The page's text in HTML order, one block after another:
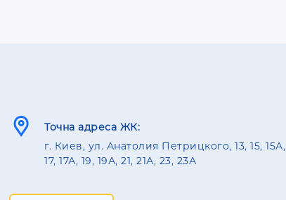
Точна адреса ЖК:
г. Киев, ул. Анатолия Петрицкого, 13, 15, 15А,
17, 17А, 19, 19А, 21, 21А, 23, 23А